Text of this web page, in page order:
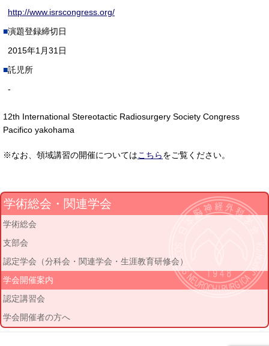
http://www.isrscongress.org/
演題登録締切日
2015年1月31日
託児所
-
12th International Stereotactic Radiosurgery Society Congress
Pacifico yakohama
※なお、領域講習の開催についてはこちらをご覧ください。
学術総会・関連学会
学術総会
支部会
認定学会（分科会・関連学会・生涯教育研修会）
学会開催案内
認定講習会
学会開催者の方へ